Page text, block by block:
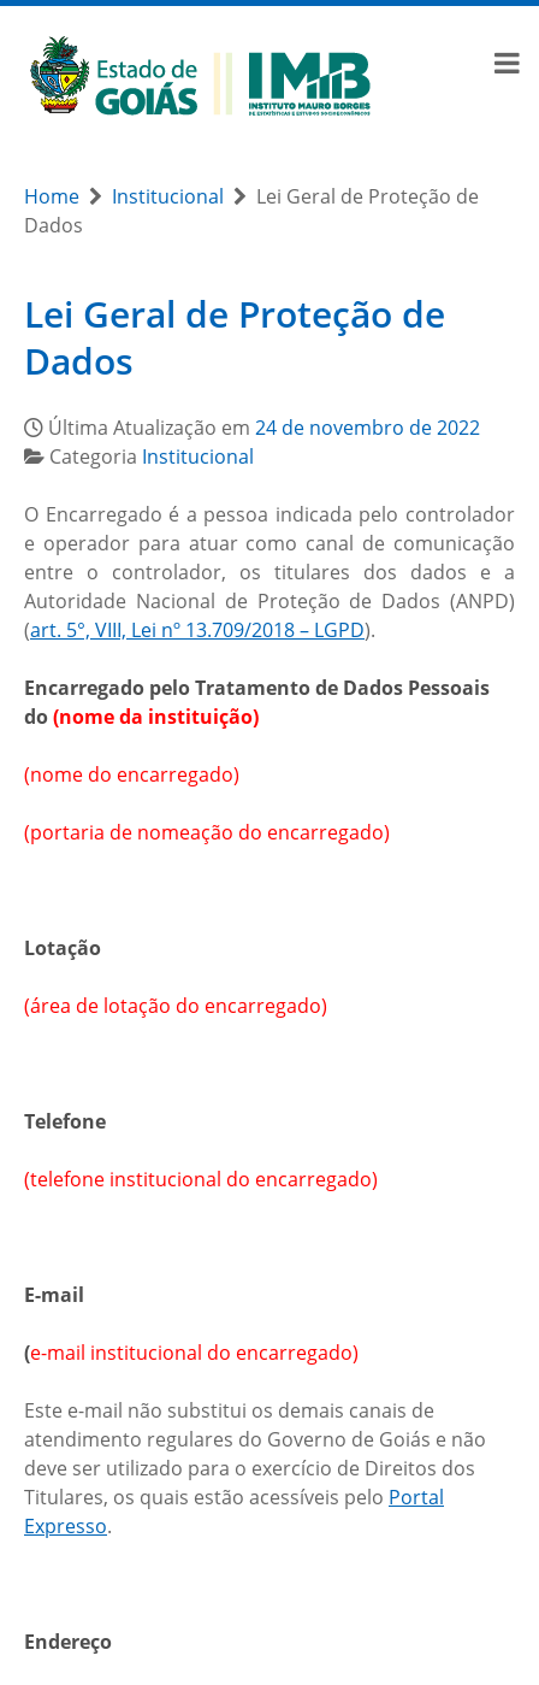
Home Institucional
Lei Geral de Proteção de
Dados
Lei Geral de Proteção de
Dados
Última Atualização em 24 de novembro de 2022
Categoria Institucional
O Encarregado é a pessoa indicada pelo controlador
e operador para atuar como canal de comunicação
entre o controlador, os titulares dos dados e a
Autoridade Nacional de Proteção de Dados (ANPD)
(art. 5°, VIII, Lei nº 13.709/2018 – LGPD).
Encarregado pelo Tratamento de Dados Pessoais
do(nome da instituição)
(nome do encarregado)
(portaria de nomeação do encarregado)
Lotação
(área de lotação do encarregado)
Telefone
(telefone institucional do encarregado)
E-mail
(e-mail institucional do encarregado)
Este e-mail não substitui os demais canais de
atendimento regulares do Governo de Goiás e não
deve ser utilizado para o exercício de Direitos dos
Titulares, os quais estão acessíveis pelo Portal
Expresso.
Endereço